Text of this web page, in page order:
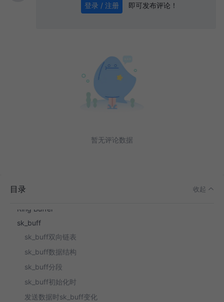
登录 / 注册 即可发布评论！
暂无评论数据
目录 收起
DMA
Ring Buffer
sk_buff
sk_buff双向链表
sk_buff数据结构
sk_buff分段
sk_buff初始化时
发送数据时sk_buff变化